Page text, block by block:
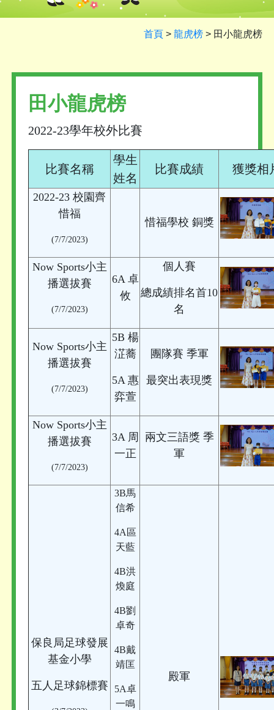
首頁 > 龍虎榜 > 田小龍虎榜
田小龍虎榜
2022-23學年校外比賽
比賽名稱
學生
姓名
比賽成績 獲獎相
2022-23 校園齊
惜福
(7/7/2023)
惜福學校 銅獎
Now Sports小主
播選拔賽
(7/7/2023)
6A 卓
攸
個人賽
總成績排名首10
名
Now Sports小主
播選拔賽
(7/7/2023)
5B 楊
淽蕎
5A 惠
弈萱
團隊賽 季軍
最突出表現獎
Now Sports小主
播選拔賽
(7/7/2023)
3A 周
一正
兩文三語獎 季
軍
保良局足球發展
基金小學
五人足球錦標賽
3B馬
信希
4A區
天藍
4B洪
煥庭
4B劉
卓奇
4B戴
靖匡
5A卓
一鳴
殿軍